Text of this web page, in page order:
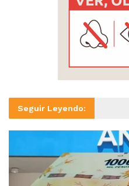
Seguir Leyendo: